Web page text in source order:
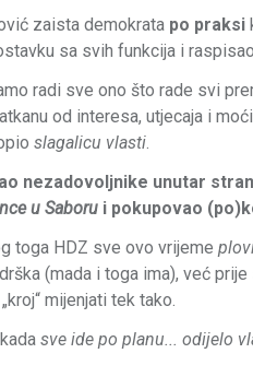
zaista demokrata po praksi
sa svih funkcija i
radi sve ono što rade svi
od interesa, utjecaja i
slagalicu vlasti.
nezadovoljnike unutar
u Saboru i pokupovao
toga HDZ sve ovo vrijeme
(mada i toga ima), već prije
mijenjati tek tako.
sve ide po planu... odijelo